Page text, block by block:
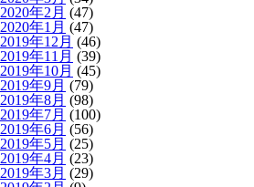
2020年2月 (47)
2020年1月 (47)
2019年12月 (46)
2019年11月 (39)
2019年10月 (45)
2019年9月 (79)
2019年8月 (98)
2019年7月 (100)
2019年6月 (56)
2019年5月 (25)
2019年4月 (23)
2019年3月 (29)